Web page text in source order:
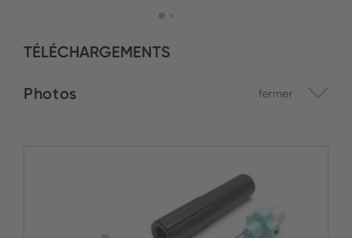
TÉLÉCHARGEMENTS
Photos fermer